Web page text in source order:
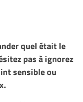
quel était le
pas à ignorez
sensible ou